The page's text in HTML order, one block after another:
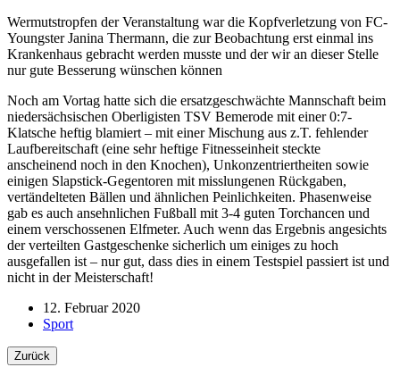
Wermutstropfen der Veranstaltung war die Kopfverletzung von FC-
Youngster Janina Thermann, die zur Beobachtung erst einmal ins
Krankenhaus gebracht werden musste und der wir an dieser Stelle
nur gute Besserung wünschen können
Noch am Vortag hatte sich die ersatzgeschwächte Mannschaft beim
niedersächsischen Oberligisten TSV Bemerode mit einer 0:7-
Klatsche heftig blamiert – mit einer Mischung aus z.T. fehlender
Laufbereitschaft (eine sehr heftige Fitnesseinheit steckte
anscheinend noch in den Knochen), Unkonzentriertheiten sowie
einigen Slapstick-Gegentoren mit misslungenen Rückgaben,
vertändelteten Bällen und ähnlichen Peinlichkeiten. Phasenweise
gab es auch ansehnlichen Fußball mit 3-4 guten Torchancen und
einem verschossenen Elfmeter. Auch wenn das Ergebnis angesichts
der verteilten Gastgeschenke sicherlich um einiges zu hoch
ausgefallen ist – nur gut, dass dies in einem Testspiel passiert ist und
nicht in der Meisterschaft!
12. Februar 2020
Sport